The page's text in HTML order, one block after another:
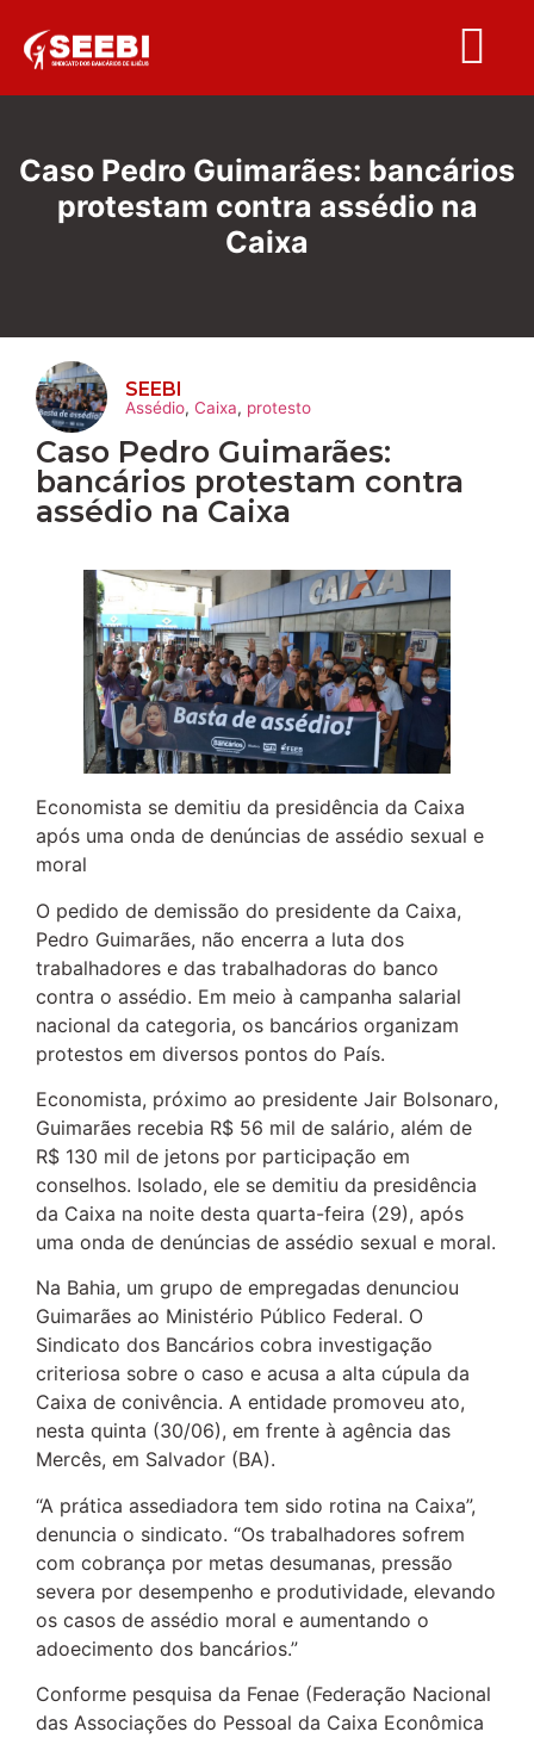
Caso Pedro Guimarães: bancários
protestam contra assédio na
Caixa
SEEBI
Assédio, Caixa, protesto
Caso Pedro Guimarães:
bancários protestam contra
assédio na Caixa
Economista se demitiu da presidência da Caixa
após uma onda de denúncias de assédio sexual e
moral
O pedido de demissão do presidente da Caixa,
Pedro Guimarães, não encerra a luta dos
trabalhadores e das trabalhadoras do banco
contra o assédio. Em meio à campanha salarial
nacional da categoria, os bancários organizam
protestos em diversos pontos do País.
Economista, próximo ao presidente Jair Bolsonaro,
Guimarães recebia R$ 56 mil de salário, além de
R$ 130 mil de jetons por participação em
conselhos. Isolado, ele se demitiu da presidência
da Caixa na noite desta quarta-feira (29), após
uma onda de denúncias de assédio sexual e moral.
Na Bahia, um grupo de empregadas denunciou
Guimarães ao Ministério Público Federal. O
Sindicato dos Bancários cobra investigação
criteriosa sobre o caso e acusa a alta cúpula da
Caixa de conivência. A entidade promoveu ato,
nesta quinta (30/06), em frente à agência das
Mercês, em Salvador (BA).
“A prática assediadora tem sido rotina na Caixa”,
denuncia o sindicato. “Os trabalhadores sofrem
com cobrança por metas desumanas, pressão
severa por desempenho e produtividade, elevando
os casos de assédio moral e aumentando o
adoecimento dos bancários.”
Conforme pesquisa da Fenae (Federação Nacional
das Associações do Pessoal da Caixa Econômica